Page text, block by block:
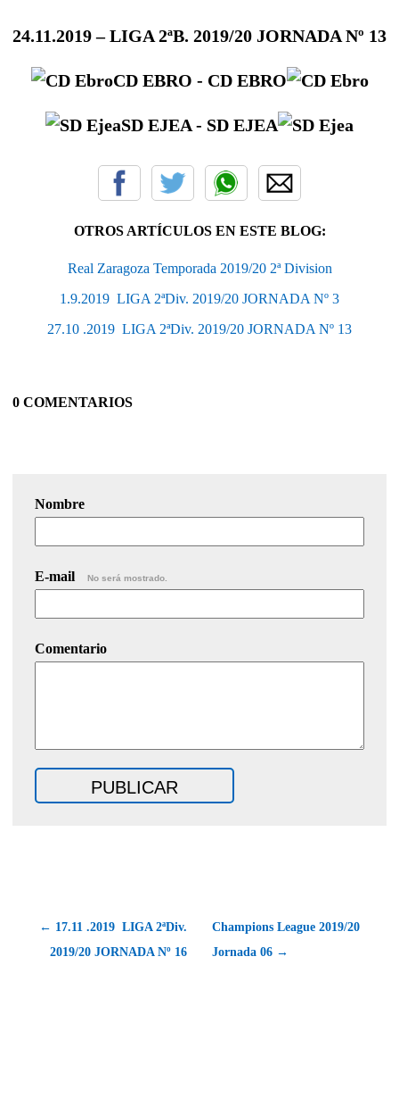
24.11.2019– LIGA 2ªB. 2019/20 JORNADA Nº 13
CD EBRO - CD EBRO
SD EJEA - SD EJEA
OTROS ARTÍCULOS EN ESTE BLOG:
Real Zaragoza Temporada 2019/20 2ª Division
1.9.2019  LIGA 2ªDiv. 2019/20 JORNADA Nº 3
27.10 .2019  LIGA 2ªDiv. 2019/20 JORNADA Nº 13
0 COMENTARIOS
Nombre
E-mail No será mostrado.
Comentario
← 17.11 .2019  LIGA 2ªDiv.
2019/20 JORNADA Nº 16
Champions League 2019/20
Jornada 06 →